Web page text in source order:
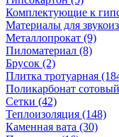
Комплектующие к
Материалы для
Металлопрокат (9)
Пиломатериал (8)
Брусок (2)
Плитка тротуарная
Поликарбонат
Сетки (42)
Теплоизоляция (148)
Каменная вата (30)